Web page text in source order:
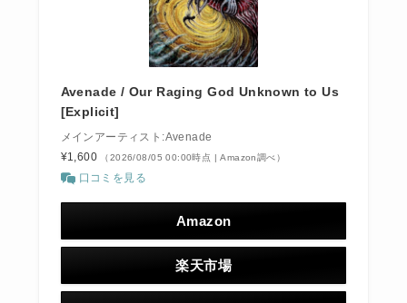
Avenade / Our Raging God Unknown to Us
[Explicit]
メインアーティスト:Avenade
¥1,600
（2026/08/05 00:00時点 | Amazon調べ）
口コミを見る
Amazon
楽天市場